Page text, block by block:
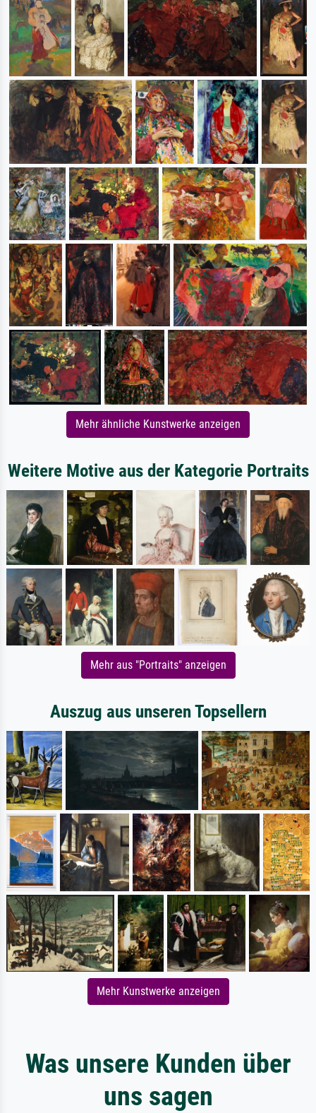
Mehr ähnliche Kunstwerke anzeigen
Weitere Motive aus der Kategorie Portraits
Mehr aus "Portraits" anzeigen
Auszug aus unseren Topsellern
Mehr Kunstwerke anzeigen
Was unsere Kunden über
uns sagen